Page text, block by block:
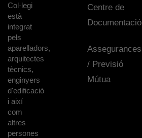
Col·legi
està
integrat
pels
aparelladors,
arquitectes
tècnics,
enginyers
d'edificació
i així
com
altres
persones
Centre de
Documentació
Assegurances
/ Previsió
Mútua